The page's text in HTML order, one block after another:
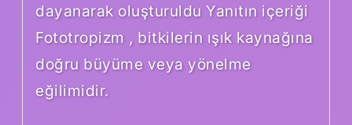
dayanarak oluşturuldu Yanıtın içeriği
Fototropizm , bitkilerin ışık kaynağına
doğru büyüme veya yönelme
eğilimidir.